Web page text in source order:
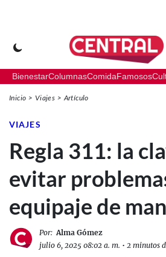
BienestarColumnasComidaFamosos
Inicio Viajes Artículo
VIAJES
Regla 311: la
evitar
equipaje de
Por: Alma Gómez
julio 6, 2025 08:02 a. m. • 2 minutos